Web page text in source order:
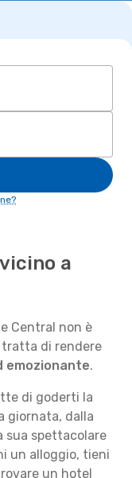
a
Central non è
tratta di rendere
emozionante.
di goderti la
giornata, dalla
sua spettacolare
un alloggio, tieni
un hotel